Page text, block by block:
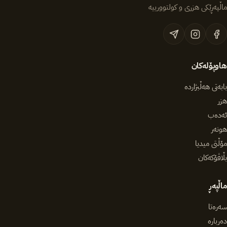
ماڵپەڕێکی هزری و کولتوورییە
هاوپۆلەکان
بابەتی هەڵبژاردە
هزر
ئەدەب
هونەر
مۆڵتی میدیا
بڵاڤۆکەکان
ماڵپەڕ
سەرەتا
دەربارە